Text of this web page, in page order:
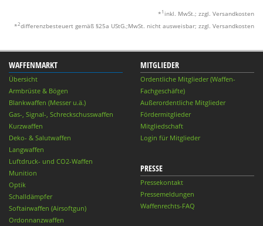
* 1 inkl. MwSt.; zzgl. Versandkosten
*2differenzbesteuert gemäß §25a UStG.;MwSt. nicht ausweisbar; zzgl. Versandkosten
WAFFENMARKT
Übersicht
Armbrüste & Bögen
Blankwaffen (Messer u.ä.)
Gas-, Signal-, Schreckschusswaffen
Kurzwaffen
Deko- & Salutwaffen
Langwaffen
Luftdruck- und CO2-Waffen
Munition
Optik
Schalldämpfer
Softairwaffen (Airsoftgun)
Ordonnanzwaffen
MITGLIEDER
Ordentliche Mitglieder (Waffen-
Fachgeschäfte)
Außerordentliche Mitglieder
Fördermitglieder
Mitgliedschaft
Login für Mitglieder
PRESSE
Pressekontakt
Pressemeldungen
Waffenrechts-FAQ